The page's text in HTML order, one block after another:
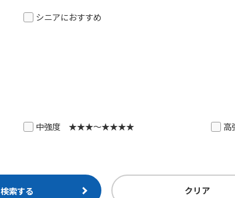
シニアにおすすめ
中強度 ★★★～★★★★
検索する クリア